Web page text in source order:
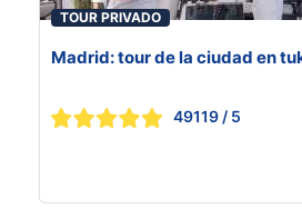
TOUR PRIVADO
Madrid: tour de la ciudad en
49119 / 5